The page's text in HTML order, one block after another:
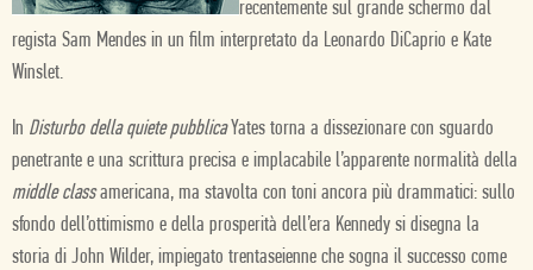
recentemente sul grande schermo dal
regista Sam Mendes in un film interpretato da Leonardo DiCaprio e Kate
Winslet.
In Disturbo della quiete pubblicaYates torna a dissezionare con sguardo
penetrante e una scrittura precisa e implacabile l’apparente normalità della
middle classamericana, ma stavolta con toni ancora più drammatici: sullo
sfondo dell’ottimismo e della prosperità dell’era Kennedy si disegna la
storia di John Wilder, impiegato trentaseienne che sogna il successo come